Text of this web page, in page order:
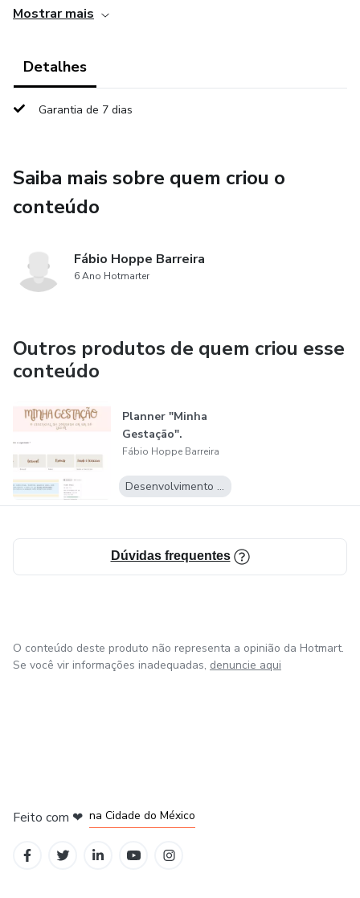
clareza, conforto e facilidade para acompanhar a evolução
Um registro cheio de cuidado, feito para ser funcional agora
Mostrar mais
Detalhes
Garantia de 7 dias
Saiba mais sobre quem criou o
conteúdo
Fábio Hoppe Barreira
6 Ano Hotmarter
Outros produtos de quem criou esse
conteúdo
Planner "Minha
Gestação".
Fábio Hoppe Barreira
Desenvolvimento Pessoal
Dúvidas frequentes
O conteúdo deste produto não representa a opinião da Hotmart.
Se você vir informações inadequadas, denuncie aqui
Feito com ❤ na Cidade do México